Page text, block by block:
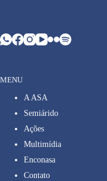
MENU
A ASA
Semiárido
Ações
Multimídia
Enconasa
Contato